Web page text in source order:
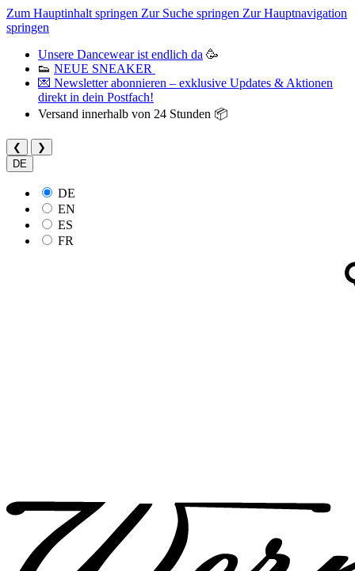
Zum Hauptinhalt springen Zur Suche springen Zur Hauptnavigation
springen
Unsere Dancewear ist endlich da 🥳
👟 NEUE SNEAKER
💌 Newsletter abonnieren – exklusive Updates & Aktionen
direkt in dein Postfach!
Versand innerhalb von 24 Stunden 📦
❮
❯
DE
DE
EN
ES
FR